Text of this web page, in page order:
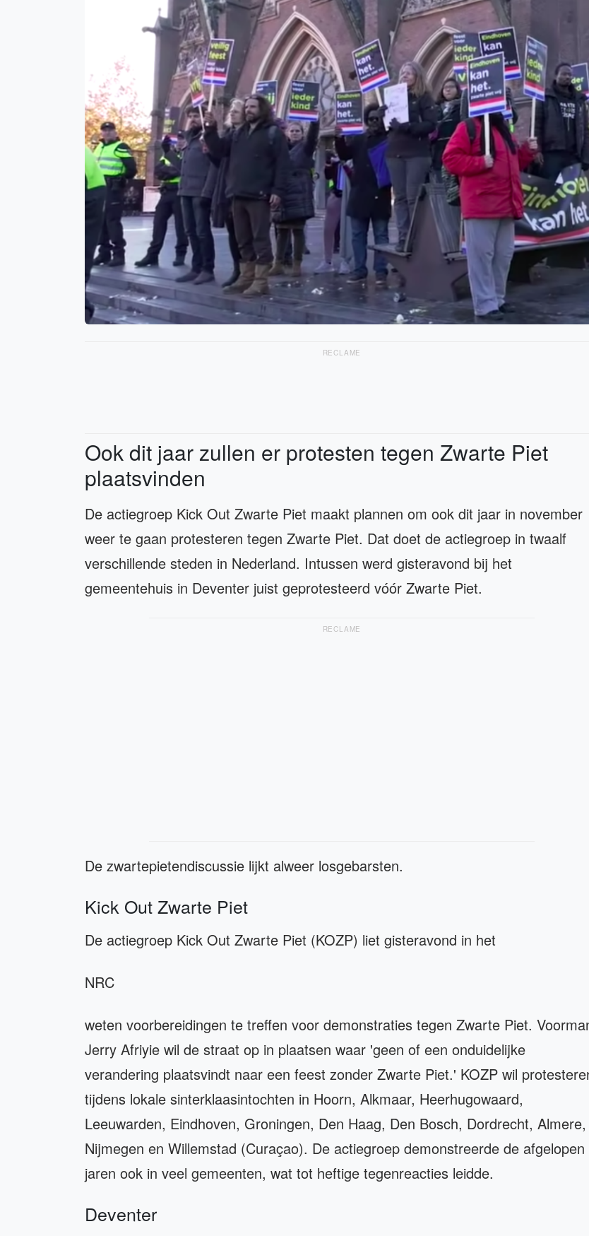
RECLAME
Ook dit jaar zullen er protesten tegen Zwarte Piet
plaatsvinden
De actiegroep Kick Out Zwarte Piet maakt plannen om ook dit jaar in november
weer te gaan protesteren tegen Zwarte Piet. Dat doet de actiegroep in twaalf
verschillende steden in Nederland. Intussen werd gisteravond bij het
gemeentehuis in Deventer juist geprotesteerd vóór Zwarte Piet.
RECLAME
De zwartepietendiscussie lijkt alweer losgebarsten.
Kick Out Zwarte Piet
De actiegroep Kick Out Zwarte Piet (KOZP) liet gisteravond in het
NRC
weten voorbereidingen te treffen voor demonstraties tegen Zwarte Piet.
Jerry Afriyie wil de straat op in plaatsen waar 'geen of een onduidelijke
verandering plaatsvindt naar een feest zonder Zwarte Piet.' KOZP wil
tijdens lokale sinterklaasintochten in Hoorn, Alkmaar, Heerhugowaard,
Leeuwarden, Eindhoven, Groningen, Den Haag, Den Bosch, Dordrecht, Almere,
Nijmegen en Willemstad (Curaçao). De actiegroep demonstreerde de afgelopen
jaren ook in veel gemeenten, wat tot heftige tegenreacties leidde.
Deventer